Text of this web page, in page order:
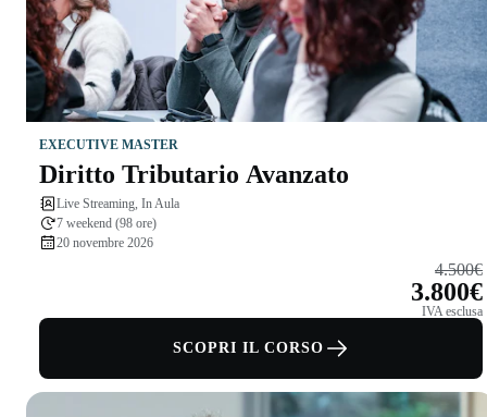
EXECUTIVE MASTER
Diritto Tributario Avanzato
Live Streaming, In Aula
7 weekend (98 ore)
20 novembre 2026
4.500€
3.800€
IVA esclusa
SCOPRI IL CORSO